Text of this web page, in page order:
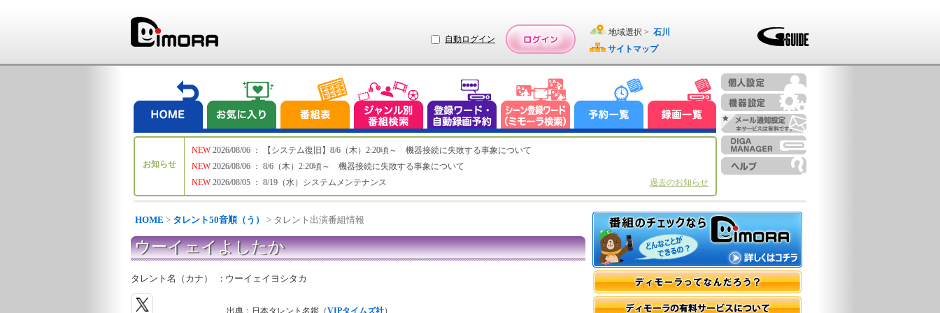
自動ログイン
地域選択 > 石川
サイトマップ
お知らせ
NEW
NEW
NEW
2026/08/06 ： 【システム復旧】8/6（木）2:20頃～ 機器接続に失敗する事象について
2026/08/06 ： 8/6（木）2:20頃～ 機器接続に失敗する事象について
2026/08/05 ： 8/19（水）システムメンテナンス
過去のお知らせ
HOME > タレント50音順（う） > タレント出演番組情報
ウーイェイよしたか
タレント名（カナ） ： ウーイェイヨシタカ
出典：日本タレント名鑑（VIPタイムズ社）